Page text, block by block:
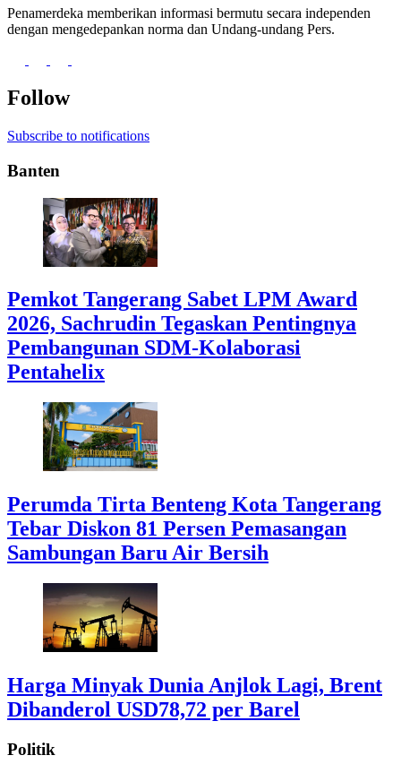
Penamerdeka memberikan informasi bermutu secara independen
dengan mengedepankan norma dan Undang-undang Pers.
Follow
Subscribe to notifications
Banten
Pemkot Tangerang Sabet LPM Award
2026, Sachrudin Tegaskan Pentingnya
Pembangunan SDM-Kolaborasi
Pentahelix
Perumda Tirta Benteng Kota Tangerang
Tebar Diskon 81 Persen Pemasangan
Sambungan Baru Air Bersih
Harga Minyak Dunia Anjlok Lagi, Brent
Dibanderol USD78,72 per Barel
Politik